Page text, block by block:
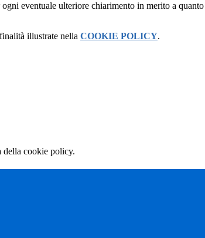
eventuale ulteriore chiarimento in merito a
illustrate nella COOKIE POLICY.
della cookie policy.